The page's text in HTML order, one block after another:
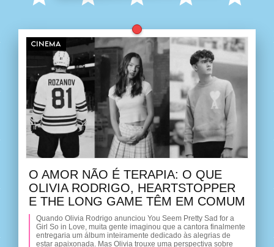
CINEMA
O AMOR NÃO É TERAPIA: O QUE
OLIVIA RODRIGO, HEARTSTOPPER
E THE LONG GAME TÊM EM COMUM
Quando Olivia Rodrigo anunciou You Seem Pretty Sad for a
Girl So in Love, muita gente imaginou que a cantora finalmente
entregaria um álbum inteiramente dedicado às alegrias de
estar apaixonada. Mas Olivia trouxe uma perspectiva sobre